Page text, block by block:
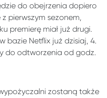
do obejrzenia dopiero
pierwszym sezonem,
premierę miał już drugi.
bazie Netflix już dzisiaj, 4.
do odtworzenia od godz.
zostaną także